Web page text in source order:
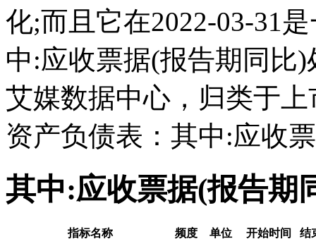
化;而且它在2022-03-31
中:应收票据(报告期同比
艾媒数据中心，归类于
资产负债表：其中:应收
其中:应收票据(报告期
指标名称 频度 单位 开始时间
结